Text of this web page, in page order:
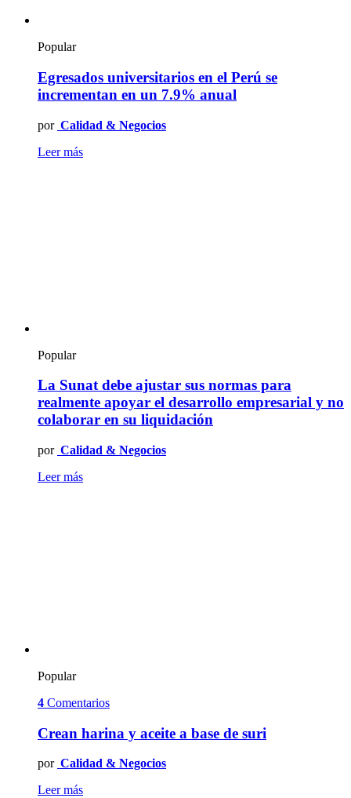
Popular
Egresados universitarios en el Perú se
incrementan en un 7.9% anual
por Calidad & Negocios
Leer más
Popular
La Sunat debe ajustar sus normas para
realmente apoyar el desarrollo empresarial y no
colaborar en su liquidación
por Calidad & Negocios
Leer más
Popular
4 Comentarios
Crean harina y aceite a base de suri
por Calidad & Negocios
Leer más